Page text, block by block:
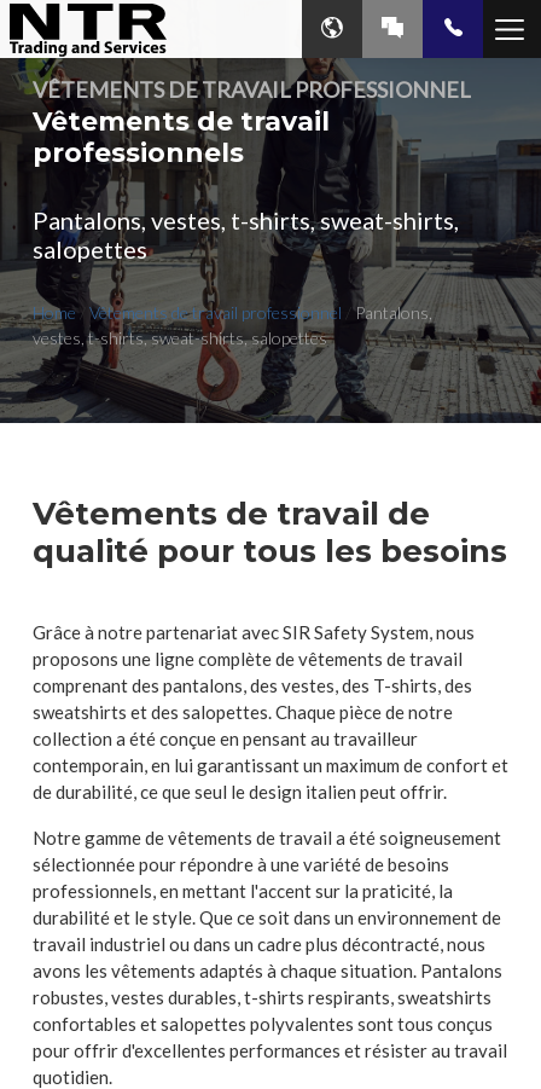
VÊTEMENTS DE TRAVAIL PROFESSIONNEL
Vêtements de travail
professionnels
Pantalons, vestes, t-shirts, sweat-shirts,
salopettes
Home/ Vêtements de travail professionnel /Pantalons,
vestes, t-shirts, sweat-shirts, salopettes
Vêtements de travail de
qualité pour tous les besoins
Grâce à notre partenariat avec SIR Safety System, nous
proposons une ligne complète de vêtements de travail
comprenant des pantalons, des vestes, des T-shirts, des
sweatshirts et des salopettes. Chaque pièce de notre
collection a été conçue en pensant au travailleur
contemporain, en lui garantissant un maximum de confort et
de durabilité, ce que seul le design italien peut offrir.
Notre gamme de vêtements de travail a été soigneusement
sélectionnée pour répondre à une variété de besoins
professionnels, en mettant l'accent sur la praticité, la
durabilité et le style. Que ce soit dans un environnement de
travail industriel ou dans un cadre plus décontracté, nous
avons les vêtements adaptés à chaque situation. Pantalons
robustes, vestes durables, t-shirts respirants, sweatshirts
confortables et salopettes polyvalentes sont tous conçus
pour offrir d'excellentes performances et résister au travail
quotidien.